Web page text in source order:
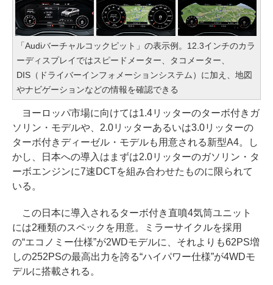
「Audiバーチャルコックピット」の表示例。12.3インチのカラ
ーディスプレイではスピードメーター、タコメーター、
DIS（ドライバーインフォメーションシステム）に加え、地図
やナビゲーションなどの情報を確認できる
ヨーロッパ市場に向けては1.4リッターのターボ付きガ
ソリン・モデルや、2.0リッターあるいは3.0リッターの
ターボ付きディーゼル・モデルも用意される新型A4。し
かし、日本への導入はまずは2.0リッターのガソリン・タ
ーボエンジンに7速DCTを組み合わせたものに限られて
いる。
この日本に導入されるターボ付き直噴4気筒ユニット
には2種類のスペックを用意。ミラーサイクルを採用
の“エコノミー仕様”が2WDモデルに、それよりも62PS増
しの252PSの最高出力を誇る“ハイパワー仕様”が4WDモ
デルに搭載される。